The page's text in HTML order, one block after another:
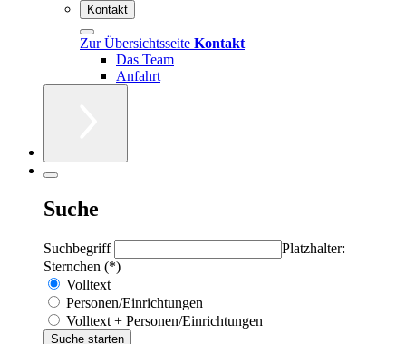
Kontakt
Zur Übersichtsseite Kontakt
Das Team
Anfahrt
Suche
Suchbegriff
Platzhalter:
Sternchen (*)
Volltext
Personen/Einrichtungen
Volltext + Personen/Einrichtungen